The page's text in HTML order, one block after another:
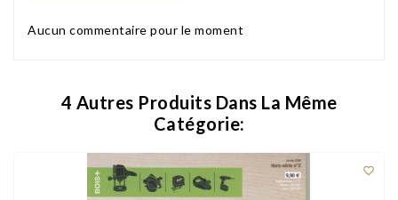
Aucun commentaire pour le moment
4 Autres Produits Dans La Même
Catégorie:
